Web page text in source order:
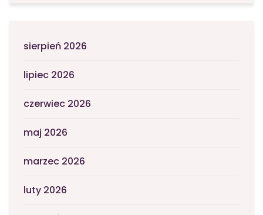
sierpień 2026
lipiec 2026
czerwiec 2026
maj 2026
marzec 2026
luty 2026